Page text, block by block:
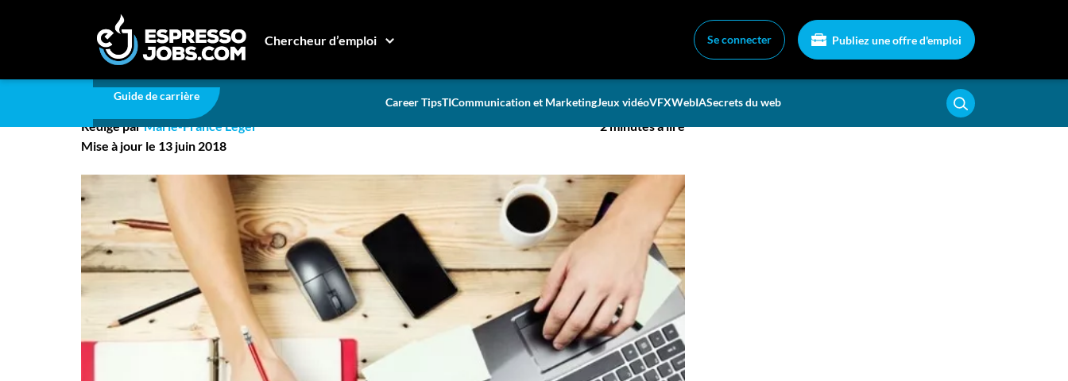
Chercheur d’emploi Se connecter Publiez une offre d'emploi
Créez un compte
Emplois
Recherchez un emploi
Compagnies
Ma boîte à outils
Conseils carrière
Nos chroniques
Inscrivez-vous à l'infolettre
Guide de carrière Career TipsTICommunication et MarketingJeux vidéoVFXWebIASecrets du web
Carrière Pour une recherche d’emploi efficace!
Pour une recherche d’emploi efficace!
Rédigé parMarie-France Léger
Mise à jour le 13 juin 2018
2 minutes à lire